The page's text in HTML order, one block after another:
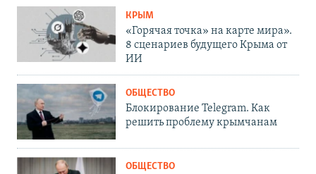
КРЫМ
«Горячая точка» на карте мира».
8 сценариев будущего Крыма от
ИИ
ОБЩЕСТВО
Блокирование Telegram. Как
решить проблему крымчанам
ОБЩЕСТВО